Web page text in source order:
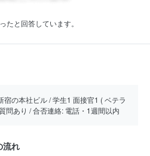
たと回答しています。
の本社ビル / 学生1 面接官1 ( ベテラ
問あり / 合否連絡: 電話・1週間以内
流れ